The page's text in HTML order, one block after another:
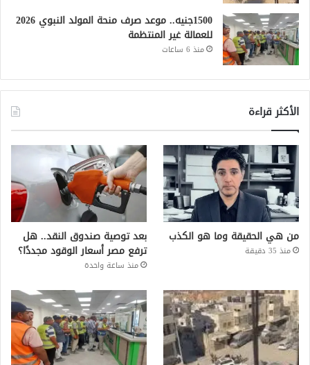
1500جنيه.. موعد صرف منحة المولد النبوي 2026
للعمالة غير المنتظمة
منذ 6 ساعات
الأكثر قراءة
من هي الحقيقة وما هو الكذب
منذ 35 دقيقة
بعد توصية صندوق النقد.. هل
ترفع مصر أسعار الوقود مجددًا؟
منذ ساعة واحدة